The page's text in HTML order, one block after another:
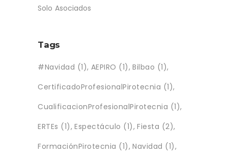
Solo Asociados
Tags
#Navidad (1) AEPIRO (1) Bilbao (1)
CertificadoProfesionalPirotecnia (1)
CualificacionProfesionalPirotecnia (1)
ERTEs (1) Espectáculo (1) Fiesta (2)
FormaciónPirotecnia (1) Navidad (1)